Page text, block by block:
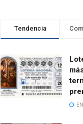
Tendencia